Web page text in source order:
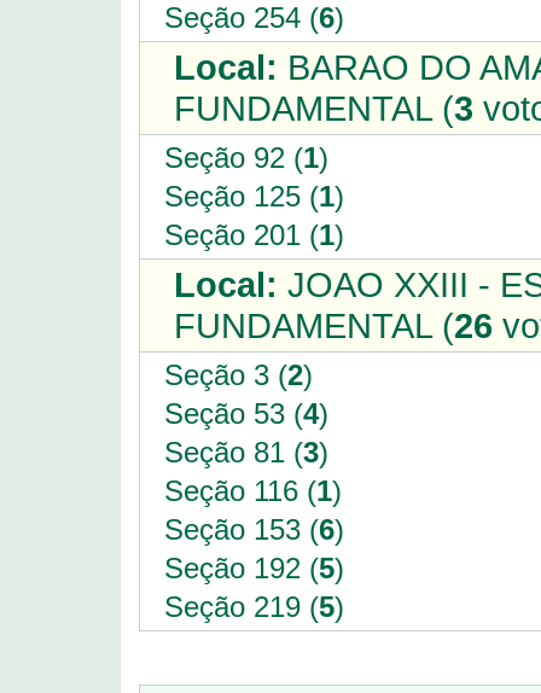
Seção 254 (6)
Local: BARAO DO
FUNDAMENTAL (3
Seção 92 (1)
Seção 125 (1)
Seção 201 (1)
Local: JOAO XXIII -
FUNDAMENTAL (26
Seção 3 (2)
Seção 53 (4)
Seção 81 (3)
Seção 116 (1)
Seção 153 (6)
Seção 192 (5)
Seção 219 (5)